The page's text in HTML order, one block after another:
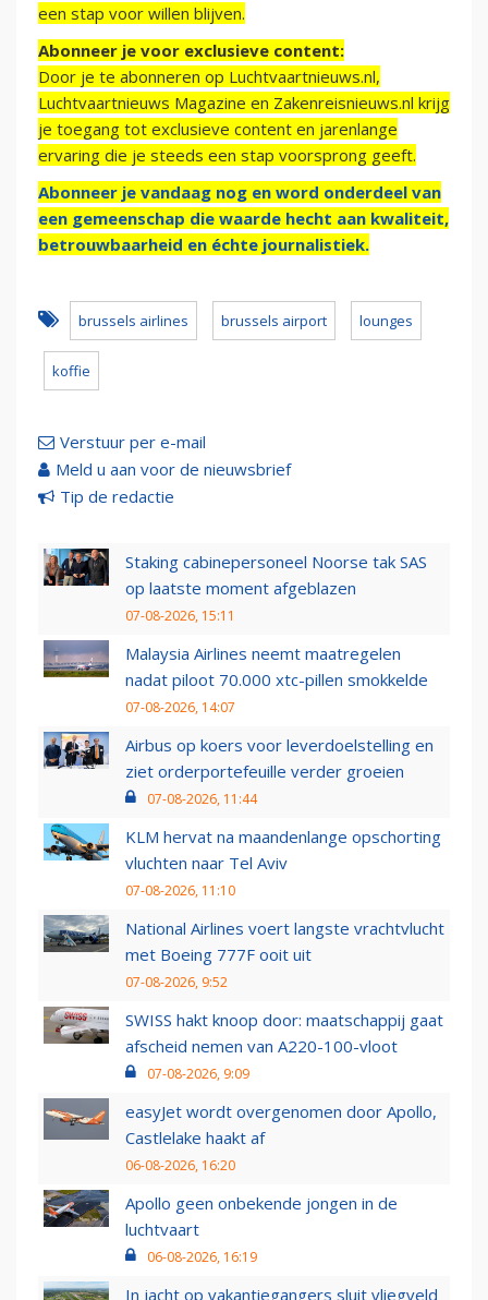
een stap voor willen blijven.
Abonneer je voor exclusieve content:
Door je te abonneren op Luchtvaartnieuws.nl,
Luchtvaartnieuws Magazine en Zakenreisnieuws.nl krijg
je toegang tot exclusieve content en jarenlange
ervaring die je steeds een stap voorsprong geeft.
Abonneer je vandaag nog en word onderdeel van
een gemeenschap die waarde hecht aan kwaliteit,
betrouwbaarheid en échte journalistiek.
brussels airlines brussels airport lounges
koffie
Verstuur per e-mail
Meld u aan voor de nieuwsbrief
Tip de redactie
Staking cabinepersoneel Noorse tak SAS
op laatste moment afgeblazen
07-08-2026, 15:11
Malaysia Airlines neemt maatregelen
nadat piloot 70.000 xtc-pillen smokkelde
07-08-2026, 14:07
Airbus op koers voor leverdoelstelling en
ziet orderportefeuille verder groeien
07-08-2026, 11:44
KLM hervat na maandenlange opschorting
vluchten naar Tel Aviv
07-08-2026, 11:10
National Airlines voert langste vrachtvlucht
met Boeing 777F ooit uit
07-08-2026, 9:52
SWISS hakt knoop door: maatschappij gaat
afscheid nemen van A220-100-vloot
07-08-2026, 9:09
easyJet wordt overgenomen door Apollo,
Castlelake haakt af
06-08-2026, 16:20
Apollo geen onbekende jongen in de
luchtvaart
06-08-2026, 16:19
In jacht op vakantiegangers sluit vliegveld